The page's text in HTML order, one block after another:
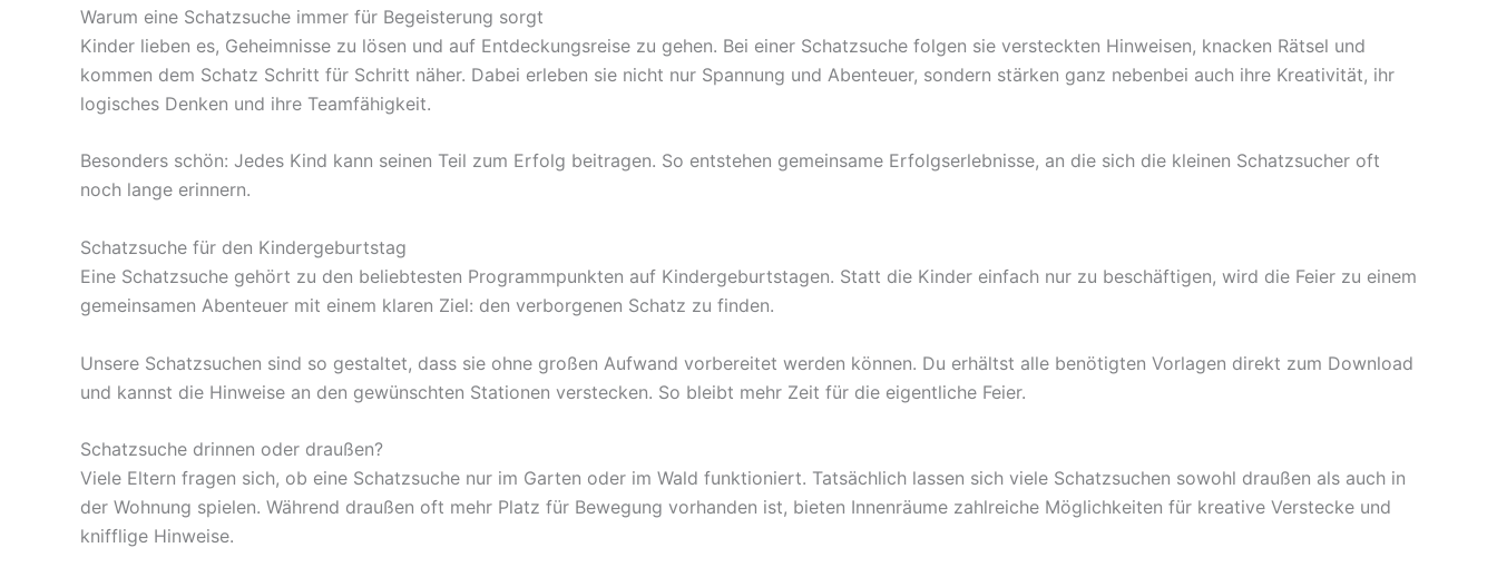
Warum eine Schatzsuche immer für Begeisterung sorgt
Kinder lieben es, Geheimnisse zu lösen und auf Entdeckungsreise zu gehen. Bei einer Schatzsuche folgen sie versteckten Hinweisen, knacken Rätsel und
kommen dem Schatz Schritt für Schritt näher. Dabei erleben sie nicht nur Spannung und Abenteuer, sondern stärken ganz nebenbei auch ihre Kreativität, ihr
logisches Denken und ihre Teamfähigkeit.
Besonders schön: Jedes Kind kann seinen Teil zum Erfolg beitragen. So entstehen gemeinsame Erfolgserlebnisse, an die sich die kleinen Schatzsucher oft
noch lange erinnern.
Schatzsuche für den Kindergeburtstag
Eine Schatzsuche gehört zu den beliebtesten Programmpunkten auf Kindergeburtstagen. Statt die Kinder einfach nur zu beschäftigen, wird die Feier zu einem
gemeinsamen Abenteuer mit einem klaren Ziel: den verborgenen Schatz zu finden.
Unsere Schatzsuchen sind so gestaltet, dass sie ohne großen Aufwand vorbereitet werden können. Du erhältst alle benötigten Vorlagen direkt zum Download
und kannst die Hinweise an den gewünschten Stationen verstecken. So bleibt mehr Zeit für die eigentliche Feier.
Schatzsuche drinnen oder draußen?
Viele Eltern fragen sich, ob eine Schatzsuche nur im Garten oder im Wald funktioniert. Tatsächlich lassen sich viele Schatzsuchen sowohl draußen als auch in
der Wohnung spielen. Während draußen oft mehr Platz für Bewegung vorhanden ist, bieten Innenräume zahlreiche Möglichkeiten für kreative Verstecke und
knifflige Hinweise.